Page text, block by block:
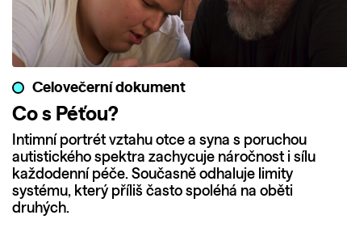
Celovečerní dokument
Co s Péťou?
Intimní portrét vztahu otce a syna s poruchou
autistického spektra zachycuje náročnost i sílu
každodenní péče. Současně odhaluje limity
systému, který příliš často spoléhá na oběti
druhých.